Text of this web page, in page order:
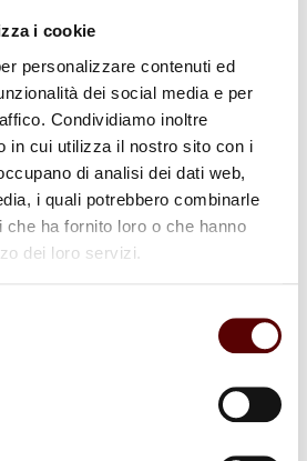
i cookie
personalizzare contenuti ed
dei social media e per
Condividiamo inoltre
in cui utilizza il nostro sito con i
di analisi dei dati web,
i quali potrebbero combinarle
ha fornito loro o che hanno
dei loro servizi.
2022